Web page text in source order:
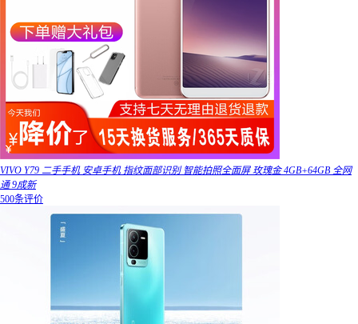
VIVO Y79 二手手机 安卓手机 指纹面部识别 智能拍照全面屏 玫瑰金 4GB+64GB 全网
通 9成新
500条评价